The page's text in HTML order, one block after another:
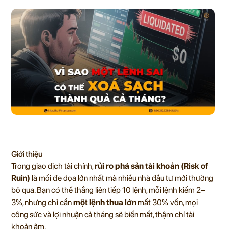
Giới thiệu
Trong giao dịch tài chính,rủi ro phá sản tài khoản (Risk of
Ruin) là mối đe dọa lớn nhất mà nhiều nhà đầu tư mới thường
bỏ qua. Bạn có thể thắng liên tiếp 10 lệnh, mỗi lệnh kiếm 2–
3%, nhưng chỉ cầnmột lệnh thua lớnmất 30% vốn, mọi
công sức và lợi nhuận cả tháng sẽ biến mất, thậm chí tài
khoản âm.